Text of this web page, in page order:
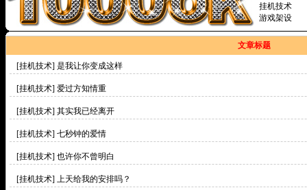
挂机技术
游戏架设
文章标题
[挂机技术] 是我让你变成这样
[挂机技术] 爱过方知情重
[挂机技术] 其实我已经离开
[挂机技术] 七秒钟的爱情
[挂机技术] 也许你不曾明白
[挂机技术] 上天给我的安排吗？